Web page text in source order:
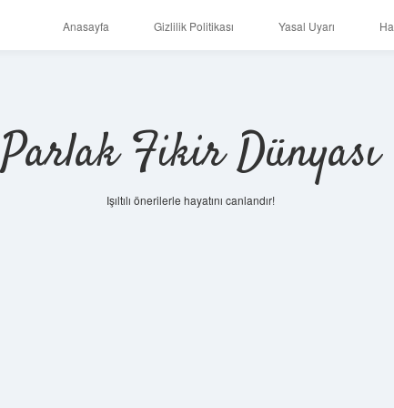
Anasayfa Gizlilik Politikası Yasal Uyarı
Parlak Fikir Dünyası
Işıltılı önerilerle hayatını canlandır!